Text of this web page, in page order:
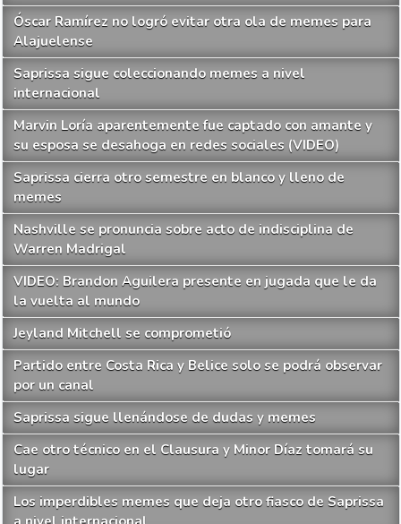
Óscar Ramírez no logró evitar otra ola de memes para
Alajuelense
Saprissa sigue coleccionando memes a nivel
internacional
Marvin Loría aparentemente fue captado con amante y
su esposa se desahoga en redes sociales (VIDEO)
Saprissa cierra otro semestre en blanco y lleno de
memes
Nashville se pronuncia sobre acto de indisciplina de
Warren Madrigal
VIDEO: Brandon Aguilera presente en jugada que le da
la vuelta al mundo
Jeyland Mitchell se comprometió
Partido entre Costa Rica y Belice solo se podrá observar
por un canal
Saprissa sigue llenándose de dudas y memes
Cae otro técnico en el Clausura y Minor Díaz tomará su
lugar
Los imperdibles memes que deja otro fiasco de Saprissa